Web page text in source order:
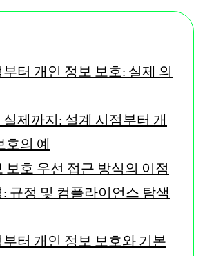
파트너
터 개인 정보 보호: 실제 의
제까지: 설계 시점부터 개
호의 예
보호 우선 접근 방식의 이점
규정 및 컴플라이언스 탐색
터 개인 정보 보호와 기본